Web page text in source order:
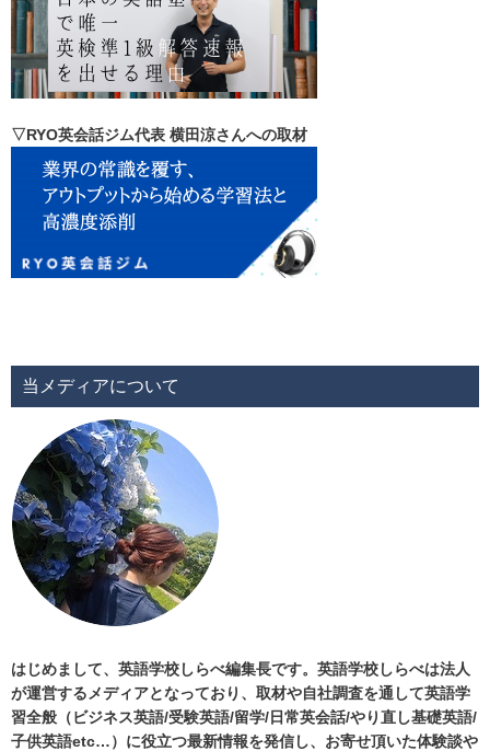
▽RYO英会話ジム代表 横田涼さんへの取材
当メディアについて
はじめまして、英語学校しらべ編集長です。英語学校しらべは法人
が運営するメディアとなっており、取材や自社調査を通して英語学
習全般（ビジネス英語/受験英語/留学/日常英会話/やり直し基礎英語/
子供英語etc…）に役立つ最新情報を発信し、お寄せ頂いた体験談や